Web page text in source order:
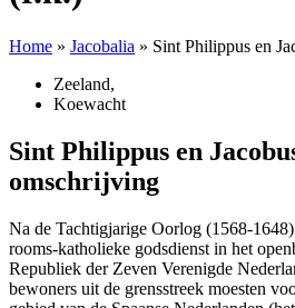
Home » Jacobalia » Sint Philippus en
Zeeland,
Koewacht
Sint Philippus en
omschrijving
Na de Tachtigjarige Oorlog (1568-
rooms-katholieke godsdienst in het
Republiek der Zeven Verenigde
bewoners uit de grensstreek moesten